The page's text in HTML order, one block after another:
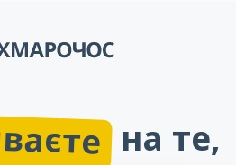
на те,